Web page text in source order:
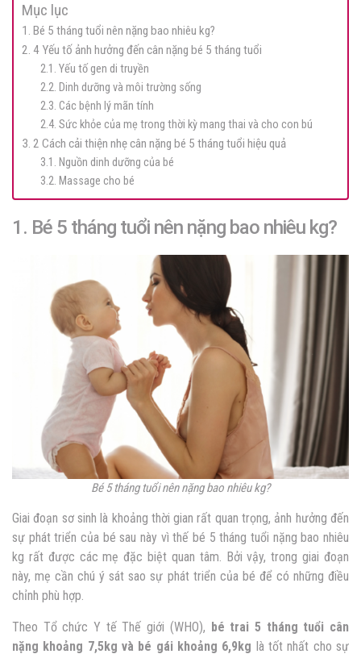
Mục lục
1. Bé 5 tháng tuổi nên nặng bao nhiêu kg?
2. 4 Yếu tố ảnh hưởng đến cân nặng bé 5 tháng tuổi
2.1. Yếu tố gen di truyền
2.2. Dinh dưỡng và môi trường sống
2.3. Các bệnh lý mãn tính
2.4. Sức khỏe của mẹ trong thời kỳ mang thai và cho con bú
3. 2 Cách cải thiện nhẹ cân nặng bé 5 tháng tuổi hiệu quả
3.1. Nguồn dinh dưỡng của bé
3.2. Massage cho bé
1. Bé 5 tháng tuổi nên nặng bao nhiêu kg?
Bé 5 tháng tuổi nên nặng bao nhiêu kg?
Giai đoạn sơ sinh là khoảng thời gian rất quan trọng, ảnh hưởng đến
sự phát triển của bé sau này vì thế bé 5 tháng tuổi nặng bao nhiêu
kg rất được các mẹ đặc biệt quan tâm. Bởi vậy, trong giai đoạn
này, mẹ cần chú ý sát sao sự phát triển của bé để có những điều
chỉnh phù hợp.
Theo Tổ chức Y tế Thế giới (WHO), bé trai 5 tháng tuổi cân
nặng khoảng 7,5kg và bé gái khoảng 6,9kg là tốt nhất cho sự